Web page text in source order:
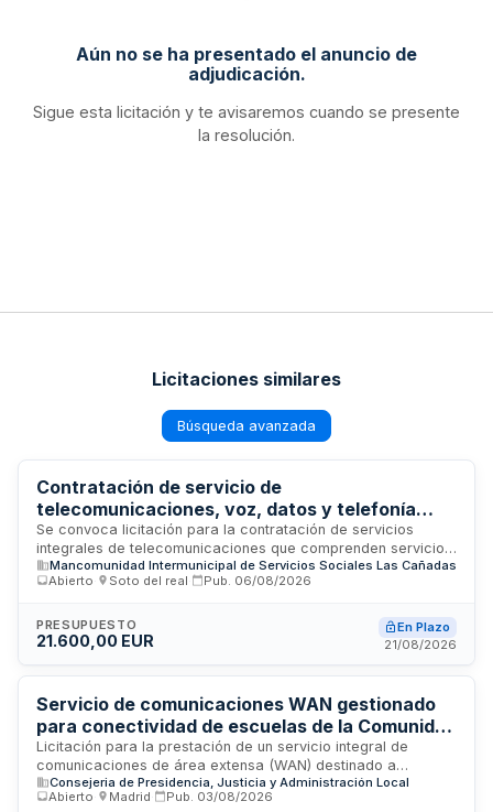
Aún no se ha presentado el anuncio de
adjudicación.
Sigue esta licitación y te avisaremos cuando se presente
la resolución.
Licitaciones similares
Búsqueda avanzada
Contratación de servicio de
telecomunicaciones, voz, datos y telefonía
móvil para la Mancomunidad de Servicios
Sociales Las Cañadas
Se convoca licitación para la contratación de servicios
integrales de telecomunicaciones que comprenden servicio
de voz, transmisión de datos y telefonía móvil para la
Mancomunidad de Servicios Sociales Las Cañadas. El
prorrogable por dos anualidades adicionales en modalidad
de doce meses cada una. Los servicios se prestarán
Pliego de Prescripciones Técnicas correspondiente,
incluyendo todos los gastos, tributos y tasas inherentes a la
ejecución del contrato.
Mancomunidad Intermunicipal de Servicios Sociales Las Cañadas
Abierto
Soto del real Pub. 06/08/2026
PRESUPUESTO
21.600,00 EUR
En Plazo
21/08/2026
Servicio de comunicaciones WAN gestionado
para conectividad de escuelas de la Comunidad
de Madrid
Licitación para la prestación de un servicio integral de
comunicaciones de área extensa (WAN) destinado a
proporcionar conectividad escalable y gestionada
veinticuatro horas diarios a centros educativos de la
Consejeria de Presidencia, Justicia y Administración Local
Abierto
Madrid Pub. 03/08/2026